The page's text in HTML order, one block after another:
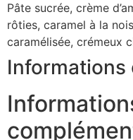
Pâte sucrée, crème
rôties, caramel à la
caramélisée, crémeux
Informations